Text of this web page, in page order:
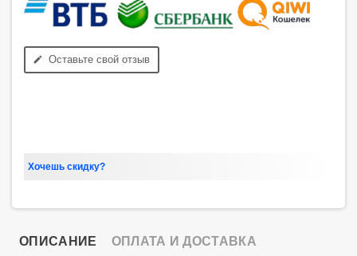
edit Оставьте свой отзыв
Хочешь скидку?
ОПИСАНИЕ
ОПЛАТА И ДОСТАВКА